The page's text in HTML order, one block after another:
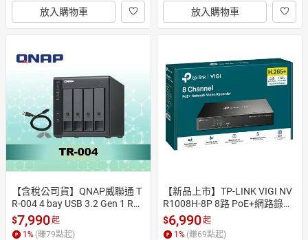
放入購物車 放入購物車
【含稅公司貨】QNAP威聯通 T
R-004 4 bay USB 3.2 Gen 1 RAI
D磁碟陣列硬碟外接盒 DAS
$7,990起
1% (賺79點起)
【新品上市】TP-LINK VIGI NV
R1008H-8P 8路 PoE+網路錄影
監控主機NVR 監視器 含稅公司
貨
$6,990起
1% (賺69點起)